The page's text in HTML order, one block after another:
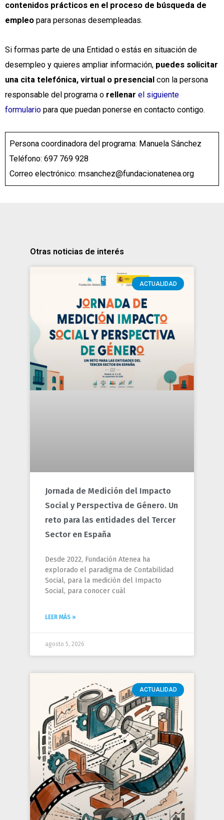
contenidos prácticos en el proceso de búsqueda de
empleo para personas desempleadas.
Si formas parte de una Entidad o estás en situación de
desempleo y quieres ampliar información, puedes solicitar
una cita telefónica, virtual o presencial con la persona
responsable del programa o rellenar el siguiente
formulario para que puedan ponerse en contacto contigo.
Persona coordinadora del programa: Manuela Sánchez
Teléfono: 697 769 928
Correo electrónico: msanchez@fundacionatenea.org
Otras noticias de interés
ACTUALIDAD
Jornada de Medición del Impacto
Social y Perspectiva de Género. Un
reto para las entidades del Tercer
Sector en España
Desde 2022, Fundación Atenea ha
explorado el paradigma de Contabilidad
Social, para la medición del Impacto
Social, para conocer cuál
LEER MÁS »
agosto 5, 2026
ACTUALIDAD